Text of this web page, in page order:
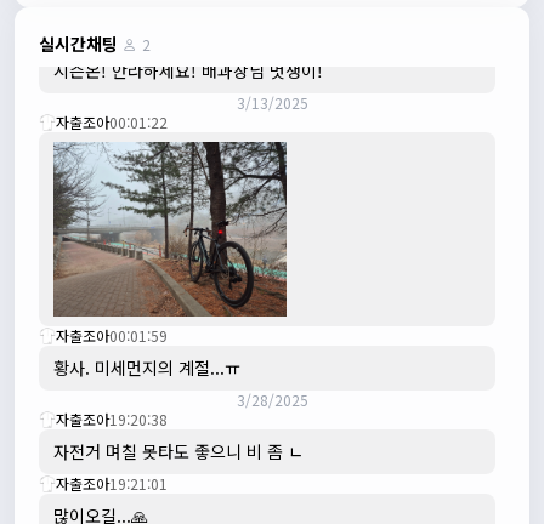
실시간채팅 2
JIWOON23:26:13
시즌온! 안라하세요! 배과장님 멋쟁이!
3/13/2025
자출조아00:01:22
자출조아00:01:59
황사. 미세먼지의 계절...ㅠ
3/28/2025
자출조아19:20:38
자전거 며칠 못타도 좋으니 비 좀 ㄴ
자출조아19:21:01
많이오길...🙏